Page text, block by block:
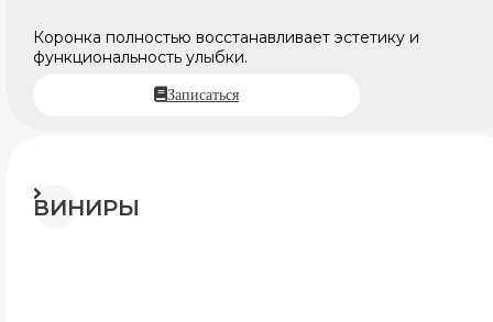
Коронка полностью восстанавливает эстетику и
функциональность улыбки.
Записаться
ВИНИРЫ